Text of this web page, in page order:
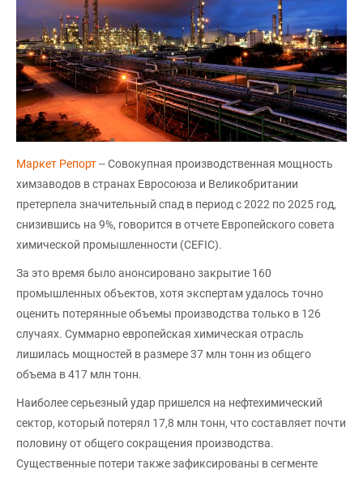
Маркет Репорт-- Совокупная производственная мощность
химзаводов в странах Евросоюза и Великобритании
претерпела значительный спад в период с 2022 по 2025 год,
снизившись на 9%, говорится в отчете Европейского совета
химической промышленности (CEFIC).
За это время было анонсировано закрытие 160
промышленных объектов, хотя экспертам удалось точно
оценить потерянные объемы производства только в 126
случаях. Суммарно европейская химическая отрасль
лишилась мощностей в размере 37 млн тонн из общего
объема в 417 млн тонн.
Наиболее серьезный удар пришелся на нефтехимический
сектор, который потерял 17,8 млн тонн, что составляет почти
половину от общего сокращения производства.
Существенные потери также зафиксированы в сегменте